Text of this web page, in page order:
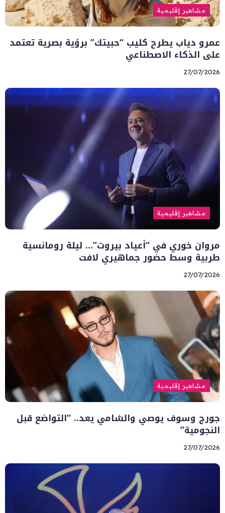
مشاهير إقليمية
عمرو دياب يطرح كليب “حبيتك” برؤية بصرية تعتمد
على الذكاء الاصطناعي
27/07/2026
مشاهير إقليمية
مروان خوري في “أعياد بيروت”… ليلة رومانسية
طربية وسط حضور جماهيري لافت
27/07/2026
مشاهير إقليمية
جورج وسوف يوصي والشامي يعد.. “التواضع قبل
النجومية”
27/07/2026